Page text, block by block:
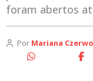
foram abertos
Por Mariana